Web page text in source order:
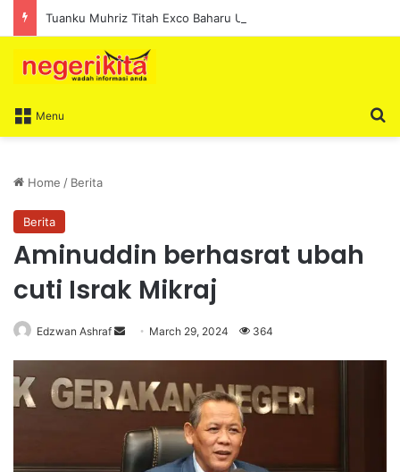
Menu
Home / Berita
Berita
Aminuddin berhasrat ubah
cuti Israk Mikraj
Edzwan Ashraf
d
n
March 29, 2024 364